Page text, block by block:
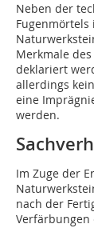
Neben der
Merkmale
deklariert
allerdings
eine
werden.
Im Zuge der
nach der
Verfärbungen